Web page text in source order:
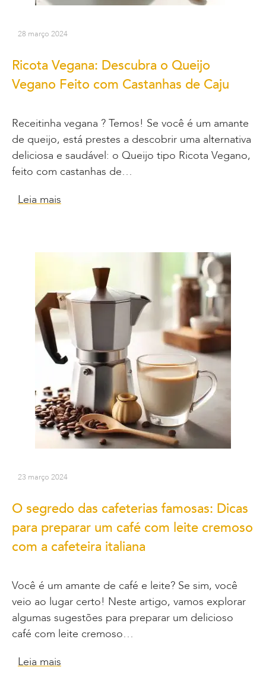
28 março 2024
Ricota Vegana: Descubra o Queijo
Vegano Feito com Castanhas de Caju
Receitinha vegana ? Temos! Se você é um amante
de queijo, está prestes a descobrir uma alternativa
deliciosa e saudável: o Queijo tipo Ricota Vegano,
feito com castanhas de…
Leia mais
23 março 2024
O segredo das cafeterias famosas: Dicas
para preparar um café com leite cremoso
com a cafeteira italiana
Você é um amante de café e leite? Se sim, você
veio ao lugar certo! Neste artigo, vamos explorar
algumas sugestões para preparar um delicioso
café com leite cremoso…
Leia mais